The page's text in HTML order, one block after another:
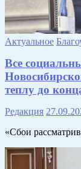
Актуальное
Все
теплу до
Редакция
«Сбои